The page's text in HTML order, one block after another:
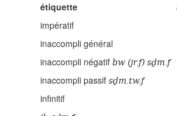
étiquette
impératif
inaccompli général
inaccompli négatif bw (jr.f) sḏm.f
inaccompli passif sḏm.tw.f
infinitif